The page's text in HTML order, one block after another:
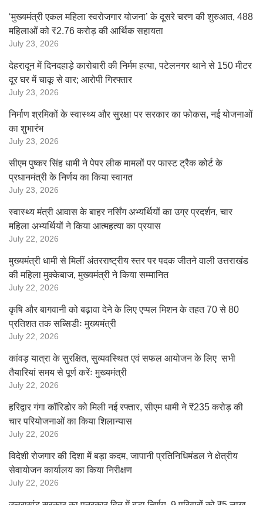
‘मुख्यमंत्री एकल महिला स्वरोजगार योजना’ के दूसरे चरण की शुरुआत, 488
महिलाओं को ₹2.76 करोड़ की आर्थिक सहायता
July 23, 2026
देहरादून में दिनदहाड़े कारोबारी की निर्मम हत्या, पटेलनगर थाने से 150 मीटर
दूर घर में चाकू से वार; आरोपी गिरफ्तार
July 23, 2026
निर्माण श्रमिकों के स्वास्थ्य और सुरक्षा पर सरकार का फोकस, नई योजनाओं
का शुभारंभ
July 23, 2026
सीएम पुष्कर सिंह धामी ने पेपर लीक मामलों पर फास्ट ट्रैक कोर्ट के
प्रधानमंत्री के निर्णय का किया स्वागत
July 23, 2026
स्वास्थ्य मंत्री आवास के बाहर नर्सिंग अभ्यर्थियों का उग्र प्रदर्शन, चार
महिला अभ्यर्थियों ने किया आत्महत्या का प्रयास
July 22, 2026
मुख्यमंत्री धामी से मिलीं अंतरराष्ट्रीय स्तर पर पदक जीतने वाली उत्तराखंड
की महिला मुक्केबाज, मुख्यमंत्री ने किया सम्मानित
July 22, 2026
कृषि और बागवानी को बढ़ावा देने के लिए एप्पल मिशन के तहत 70 से 80
प्रतिशत तक सब्सिडीः मुख्यमंत्री
July 22, 2026
कांवड़ यात्रा के सुरक्षित, सुव्यवस्थित एवं सफल आयोजन के लिए सभी
तैयारियां समय से पूर्ण करेंः मुख्यमंत्री
July 22, 2026
हरिद्वार गंगा कॉरिडोर को मिली नई रफ्तार, सीएम धामी ने ₹235 करोड़ की
चार परियोजनाओं का किया शिलान्यास
July 22, 2026
विदेशी रोजगार की दिशा में बड़ा कदम, जापानी प्रतिनिधिमंडल ने क्षेत्रीय
सेवायोजन कार्यालय का किया निरीक्षण
July 22, 2026